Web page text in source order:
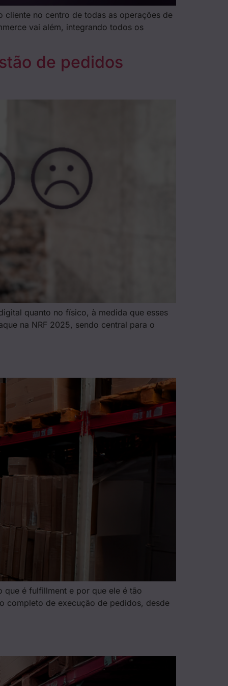
no centro de todas as operações de
vai além, integrando todos os
de pedidos
quanto no físico, à medida que esses
na NRF 2025, sendo central para o
que é fulfillment e por que ele é tão
completo de execução de pedidos, desde